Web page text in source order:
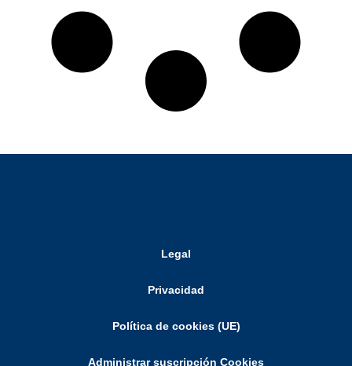
Legal
Privacidad
Política de cookies (UE)
Administrar suscripción Cookies